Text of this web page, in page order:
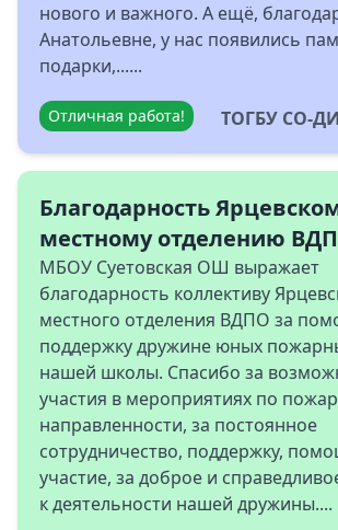
нового и важного. А ещё,
Анатольевне, у нас появились
подарки,......
Отличная работа!
ТОГБУ СО-
Благодарность
местному отделению
МБОУ Суетовская ОШ выражает
благодарность коллективу
местного отделения ВДПО за
поддержку дружине юных
нашей школы. Спасибо за
участия в мероприятиях по
направленности, за постоянное
сотрудничество, поддержку,
участие, за доброе и
к деятельности нашей дружины....